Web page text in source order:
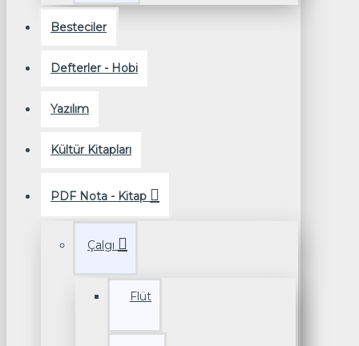
Besteciler
Defterler - Hobi
Yazılım
Kültür Kitapları
PDF Nota - Kitap
Çalgı
Flüt